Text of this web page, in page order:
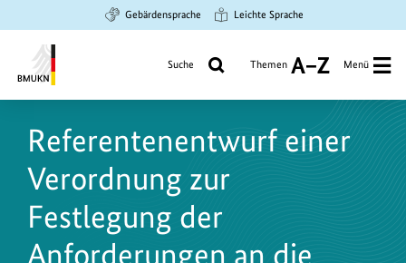
Hauptinhalt
springen
Suche
springen
Hauptnavigation
springen
Gebärdensprache Leichte Sprache
Umwelt,
Naturschutz
und
nukleare
Sicherheit
Suche Themen
A
Z
Menü
Referentenentwurf einer
Verordnung zur
Festlegung der
Anforderungen an die